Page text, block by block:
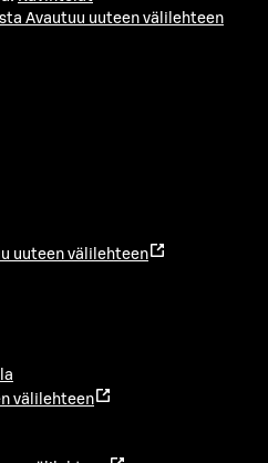
Avautuu uuteen välilehteen
uuteen välilehteen
välilehteen